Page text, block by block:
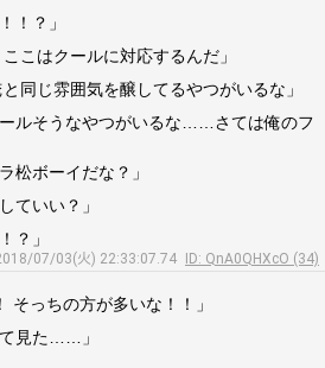
！？」
こはクールに対応するんだ」
同じ雰囲気を醸してるやつがいるな」
ルそうなやつがいるな……さては俺のフ
ボーイだな？」
ていい？」
？」
07/03(火) 22:33:07.74
ID: QnA0QHXcO (34)
そっちの方が多いな！！」
見た……」